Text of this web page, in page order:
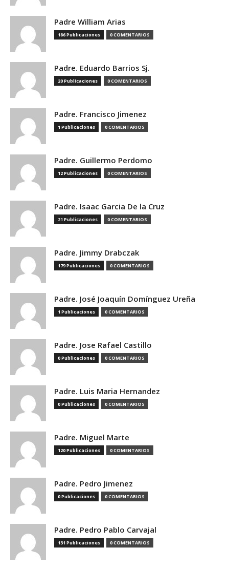
Padre William Arias
186 Publicaciones 0 COMENTARIOS
Padre. Eduardo Barrios Sj.
20 Publicaciones 0 COMENTARIOS
Padre. Francisco Jimenez
1 Publicaciones 0 COMENTARIOS
Padre. Guillermo Perdomo
12 Publicaciones 0 COMENTARIOS
Padre. Isaac Garcia De la Cruz
21 Publicaciones 0 COMENTARIOS
Padre. Jimmy Drabczak
179 Publicaciones 0 COMENTARIOS
Padre. José Joaquín Domínguez Ureña
1 Publicaciones 0 COMENTARIOS
Padre. Jose Rafael Castillo
0 Publicaciones 0 COMENTARIOS
Padre. Luis Maria Hernandez
0 Publicaciones 0 COMENTARIOS
Padre. Miguel Marte
120 Publicaciones 0 COMENTARIOS
Padre. Pedro Jimenez
0 Publicaciones 0 COMENTARIOS
Padre. Pedro Pablo Carvajal
131 Publicaciones 0 COMENTARIOS